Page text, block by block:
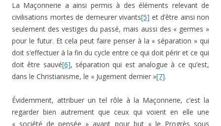
La Maçonnerie a ainsi permis à des éléments relevant de
civilisations mortes de demeurer vivants[5] et d’être ainsi non
seulement des vestiges du passé, mais aussi des « germes »
pour le futur. Et cela peut faire penser à la « séparation » qui
doit s’effectuer à la fin du cycle entre ce qui doit périr et ce qui
doit être sauvé[6], séparation qui est analogue à ce qu’est,
dans le Christianisme, le « Jugement dernier »[7].
Évidemment, attribuer un tel rôle à la Maçonnerie, c’est la
regarder bien autrement que ceux qui voient en elle une
« société de pensée » ayant pour but « le Progrès sous